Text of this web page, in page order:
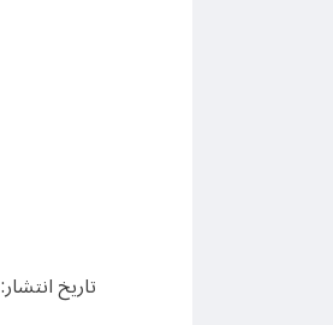
تاریخ انتشار: August 6, 2025